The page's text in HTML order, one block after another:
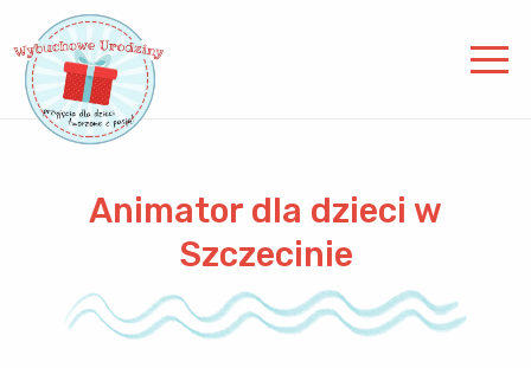
Animator dla dzieci w
Szczecinie